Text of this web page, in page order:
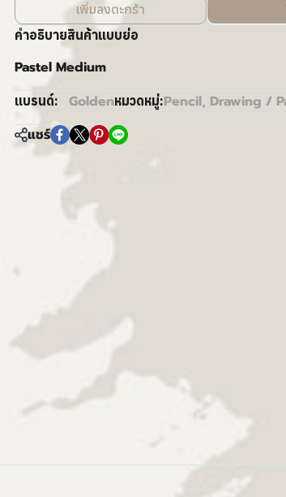
เพิ่มลงตะกร้า
คำอธิบายสินค้าแบบย่อ
Pastel Medium
แบรนด์: Goldenหมวดหมู่:Pencil, Drawing /
แชร์